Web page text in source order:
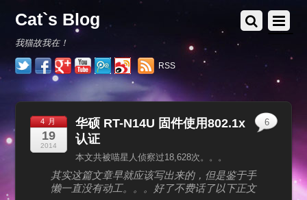
Cat`s Blog
我猫故我在！
RSS
4 月
19
2014
华硕 RT-N14U 固件使用802.1x
认证
本文共被喵星人侦察过18,628次。。。
其实这篇文章早就应该写出来的，但是鉴于手
懒一直没有动工。。。好了不费话了以下正文
6